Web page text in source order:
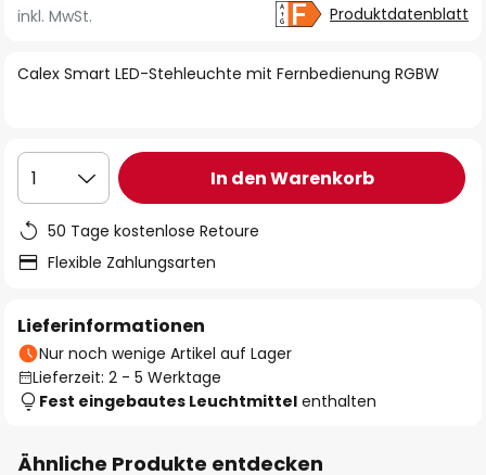
der
springen
Calex Smart LED-Stehleuchte mit Fernbedienung RGBW
inkl. MwSt. Produktdatenblatt
1 In den Warenkorb
50 Tage kostenlose Retoure
Flexible Zahlungsarten
Lieferinformationen
Nur noch wenige Artikel auf Lager
Lieferzeit: 2 - 5 Werktage
Fest eingebautes Leuchtmittel enthalten
Ähnliche Produkte entdecken